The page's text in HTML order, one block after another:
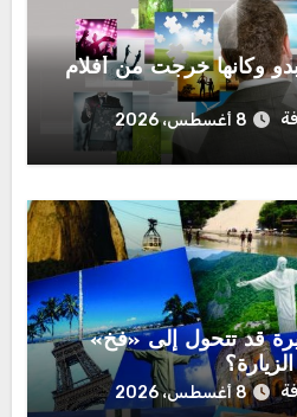
وكأنها خرجت من أفلام
8 أغسطس، 2026
قد تتحول إلى «فخ»
8 أغسطس، 2026